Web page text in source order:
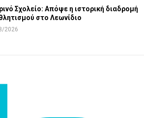
Σχολείο: Απόψε η ιστορική διαδρομή
στο Λεωνίδιο
2026